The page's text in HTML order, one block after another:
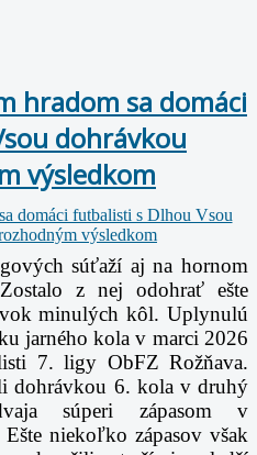
hradom sa domáci
dohrávkou
výsledkom
súťaží aj na hornom
z nej odohrať ešte
minulých kôl. Uplynulú
jarného kola v marci 2026
7. ligy ObFZ Rožňava.
dohrávkou 6. kola v druhý
súperi zápasom v
niekoľko zápasov však